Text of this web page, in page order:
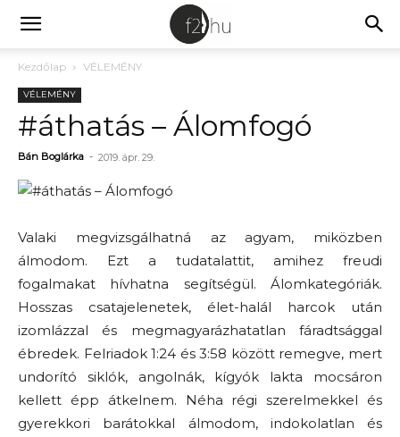
Kezdőlap VÉLEMÉNY
VÉLEMÉNY
#áthatás – Álomfogó
Bán Boglárka - 2019. ápr. 29.
Valaki megvizsgálhatná az agyam, miközben
álmodom. Ezt a tudatalattit, amihez freudi
fogalmakat hívhatna segítségül. Álomkategóriák.
Hosszas csatajelenetek, élet-halál harcok után
izomlázzal és megmagyarázhatatlan fáradtsággal
ébredek. Felriadok 1:24 és 3:58 között remegve, mert
undorító siklók, angolnák, kígyók lakta mocsáron
kellett épp átkelnem. Néha régi szerelmekkel és
gyerekkori barátokkal álmodom, indokolatlan és